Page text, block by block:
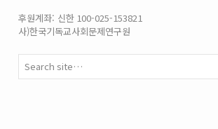
후원계좌: 신한 100-025-153821
사)한국기독교사회문제연구원